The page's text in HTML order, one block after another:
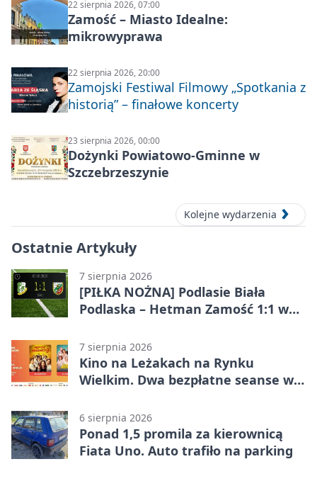
22 sierpnia 2026, 07:00
Zamość – Miasto Idealne:
mikrowyprawa
22 sierpnia 2026, 20:00
Zamojski Festiwal Filmowy „Spotkania z
historią” – finałowe koncerty
23 sierpnia 2026, 00:00
Dożynki Powiatowo-Gminne w
Szczebrzeszynie
Kolejne wydarzenia
Ostatnie Artykuły
7 sierpnia 2026
[PIŁKA NOŻNA] Podlasie Biała
Podlaska – Hetman Zamość 1:1 w
podział punktów po bezbramkowej
pierwszej połowie
7 sierpnia 2026
Kino na Leżakach na Rynku
Wielkim. Dwa bezpłatne seanse w
6 sierpnia 2026
Ponad 1,5 promila za kierownicą
Fiata Uno. Auto trafiło na parking